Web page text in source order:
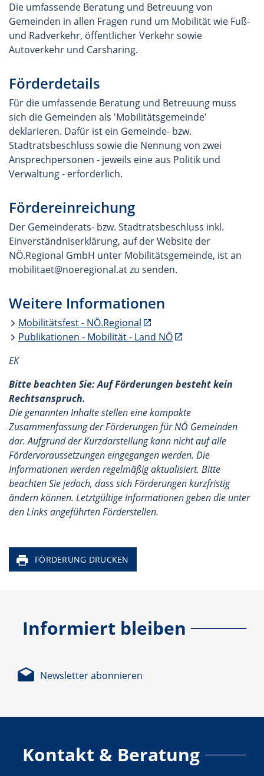
Die umfassende Beratung und Betreuung von
Gemeinden in allen Fragen rund um Mobilität wie Fuß-
und Radverkehr, öffentlicher Verkehr sowie
Autoverkehr und Carsharing.
Förderdetails
Für die umfassende Beratung und Betreuung muss
sich die Gemeinden als 'Mobilitätsgemeinde'
deklarieren. Dafür ist ein Gemeinde- bzw.
Stadtratsbeschluss sowie die Nennung von zwei
Ansprechpersonen - jeweils eine aus Politik und
Verwaltung - erforderlich.
Fördereinreichung
Der Gemeinderats- bzw. Stadtratsbeschluss inkl.
Einverständniserklärung, auf der Website der
NÖ.Regional GmbH unter Mobilitätsgemeinde, ist an
mobilitaet@noeregional.at zu senden.
Weitere Informationen
Mobilitätsfest - NÖ.Regional
Publikationen - Mobilität - Land NÖ
EK
Bitte beachten Sie: Auf Förderungen besteht kein
Rechtsanspruch.
Die genannten Inhalte stellen eine kompakte
Zusammenfassung der Förderungen für NÖ Gemeinden
dar. Aufgrund der Kurzdarstellung kann nicht auf alle
Fördervoraussetzungen eingegangen werden. Die
Informationen werden regelmäßig aktualisiert. Bitte
beachten Sie jedoch, dass sich Förderungen kurzfristig
ändern können. Letztgültige Informationen geben die unter
den Links angeführten Förderstellen.
FÖRDERUNG DRUCKEN
Informiert bleiben
Newsletter abonnieren
Kontakt & Beratung